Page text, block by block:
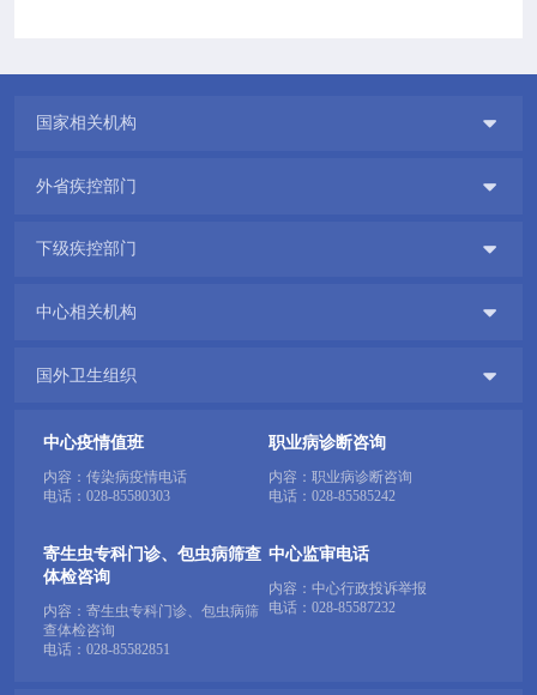
国家相关机构 
外省疾控部门 
下级疾控部门 
中心相关机构 
国外卫生组织 
中心疫情值班
内容：传染病疫情电话
电话： 028-85580303
职业病诊断咨询
内容：职业病诊断咨询
电话： 028-85585242
寄生虫专科门诊、包虫病筛查
体检咨询
内容：寄生虫专科门诊、包虫病筛
查体检咨询
电话： 028-85582851
中心监审电话
内容：中心行政投诉举报
电话： 028-85587232